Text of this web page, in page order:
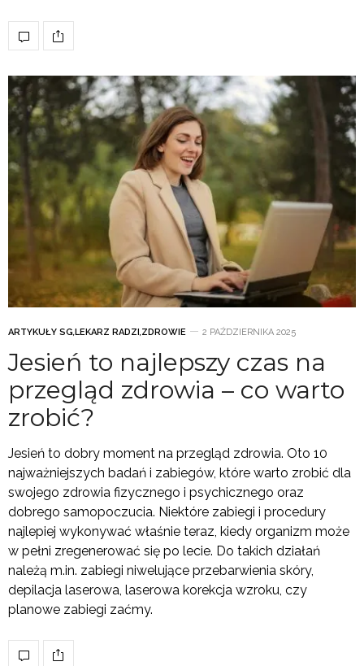
ARTYKUŁY SG,LEKARZ RADZI ,ZDROWIE 2 PAŹDZIERNIKA 2025
Jesień to najlepszy czas na
przegląd zdrowia – co warto
zrobić?
Jesień to dobry moment na przegląd zdrowia. Oto 10
najważniejszych badań i zabiegów, które warto zrobić dla
swojego zdrowia fizycznego i psychicznego oraz
dobrego samopoczucia. Niektóre zabiegi i procedury
najlepiej wykonywać właśnie teraz, kiedy organizm może
w pełni zregenerować się po lecie. Do takich działań
należą m.in. zabiegi niwelujące przebarwienia skóry,
depilacja laserowa, laserowa korekcja wzroku, czy
planowe zabiegi zaćmy.